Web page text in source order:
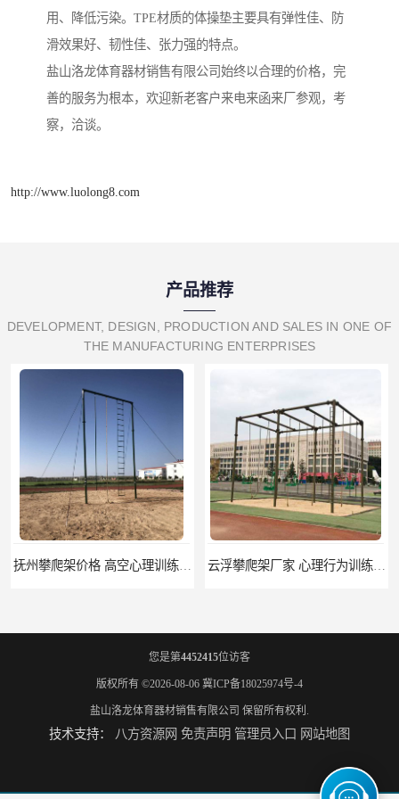
用、降低污染。TPE材质的体操垫主要具有弹性佳、防
滑效果好、韧性佳、张力强的特点。
盐山洛龙体育器材销售有限公司始终以合理的价格，完
善的服务为根本，欢迎新老客户来电来函来厂参观，考
察，洽谈。
http://www.luolong8.com
产品推荐
DEVELOPMENT, DESIGN, PRODUCTION AND SALES IN ONE OF
THE MANUFACTURING ENTERPRISES
濮阳攀爬架价格 训练攀爬架 批发价格 宁德攀爬架参数 爬绳架 量大优惠
您是第4452415位访客
版权所有 ©2026-08-06 冀ICP备18025974号-4
盐山洛龙体育器材销售有限公司 保留所有权利.
技术支持： 八方资源网 免责声明 管理员入口 网站地图